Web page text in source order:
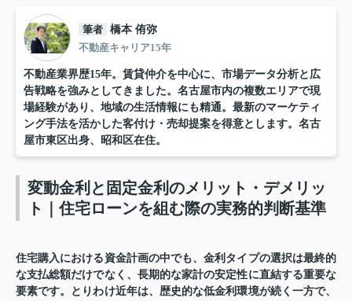
筆者 橋本 侑弥
不動産キャリア15年
不動産業界歴15年。賃貸仲介を中心に、市場データ分析と広
告戦略を強みとしてきました。名古屋市内の複数エリアで現
場経験があり、地域の生活情報にも精通。最新のマーケティ
ング手法を活かした客付け・売却提案を得意とします。名古
屋市東区出身、昭和区在住。
変動金利と固定金利のメリット・デメリッ
ト｜住宅ローンを組む際の実務的判断基準
住宅購入における資金計画の中でも、金利タイプの選択は最終的
な支払総額だけでなく、長期的な家計の安定性に直結する重要な
要素です。とりわけ近年は、歴史的な低金利環境が続く一方で、